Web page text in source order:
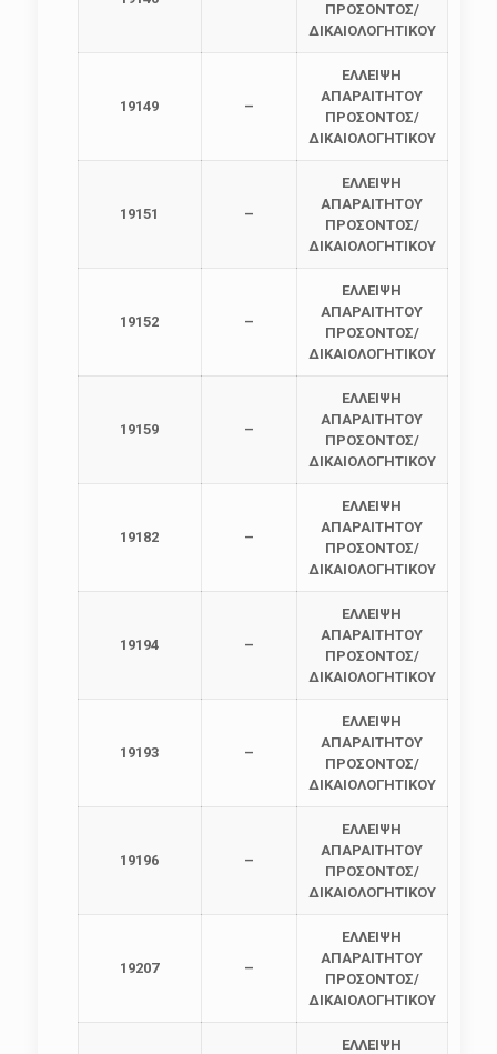
ΠΡΟΣΟΝΤΟΣ/
ΔΙΚΑΙΟΛΟΓΗΤΙΚΟΥ
19149 –
ΕΛΛΕΙΨΗ
ΑΠΑΡΑΙΤΗΤΟΥ
ΠΡΟΣΟΝΤΟΣ/
ΔΙΚΑΙΟΛΟΓΗΤΙΚΟΥ
19151 –
ΕΛΛΕΙΨΗ
ΑΠΑΡΑΙΤΗΤΟΥ
ΠΡΟΣΟΝΤΟΣ/
ΔΙΚΑΙΟΛΟΓΗΤΙΚΟΥ
19152 –
ΕΛΛΕΙΨΗ
ΑΠΑΡΑΙΤΗΤΟΥ
ΠΡΟΣΟΝΤΟΣ/
ΔΙΚΑΙΟΛΟΓΗΤΙΚΟΥ
19159 –
ΕΛΛΕΙΨΗ
ΑΠΑΡΑΙΤΗΤΟΥ
ΠΡΟΣΟΝΤΟΣ/
ΔΙΚΑΙΟΛΟΓΗΤΙΚΟΥ
19182 –
ΕΛΛΕΙΨΗ
ΑΠΑΡΑΙΤΗΤΟΥ
ΠΡΟΣΟΝΤΟΣ/
ΔΙΚΑΙΟΛΟΓΗΤΙΚΟΥ
19194 –
ΕΛΛΕΙΨΗ
ΑΠΑΡΑΙΤΗΤΟΥ
ΠΡΟΣΟΝΤΟΣ/
ΔΙΚΑΙΟΛΟΓΗΤΙΚΟΥ
19193 –
ΕΛΛΕΙΨΗ
ΑΠΑΡΑΙΤΗΤΟΥ
ΠΡΟΣΟΝΤΟΣ/
ΔΙΚΑΙΟΛΟΓΗΤΙΚΟΥ
19196 –
ΕΛΛΕΙΨΗ
ΑΠΑΡΑΙΤΗΤΟΥ
ΠΡΟΣΟΝΤΟΣ/
ΔΙΚΑΙΟΛΟΓΗΤΙΚΟΥ
19207 –
ΕΛΛΕΙΨΗ
ΑΠΑΡΑΙΤΗΤΟΥ
ΠΡΟΣΟΝΤΟΣ/
ΔΙΚΑΙΟΛΟΓΗΤΙΚΟΥ
ΕΛΛΕΙΨΗ